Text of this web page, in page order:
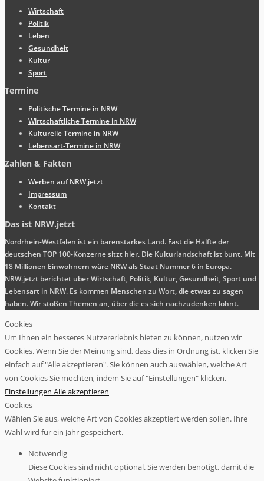
Wirtschaft
Politik
Leben
Gesundheit
Kultur
Sport
Termine
Politische Termine in NRW
Wirtschaftliche Termine in NRW
Kulturelle Termine in NRW
Lebensart-Termine in NRW
Zahlen & Fakten
Werben auf NRW.jetzt
Impressum
Kontakt
Das ist NRW.jetzt
Nordrhein-Westfalen ist ein bärenstarkes Land. Fast die Hälfte der
deutschen TOP 100-Konzerne sitzt hier. Die Kulturlandschaft ist bunt. Mit
18 Millionen Einwohnern wäre NRW als Staat Nummer 6 in Europa.
NRW.jetzt berichtet über Wirtschaft, Politik, Kultur, Gesundheit, Sport und
Lebensart in NRW. Es kommen Menschen zu Wort, die etwas zu sagen
haben. Wir stoßen Themen an, über die es sich nachzudenken lohnt.
Cookies
Um Ihnen ein besseres Nutzererlebnis bieten zu können, nutzen wir
Cookies. Wenn Sie der Meinung sind, dass dies in Ordnung ist, klicken Sie
einfach auf "Alle akzeptieren". Sie können auch auswählen, welche Art
von Cookies Sie möchten, indem Sie auf "Einstellungen" klicken.
Einstellungen Alle akzeptieren
Cookies
Wählen Sie aus, welche Art von Cookies akzeptiert werden sollen. Ihre
Wahl wird für ein Jahr gespeichert.
Notwendig
Diese Cookies sind nicht optional. Sie werden benötigt, damit die